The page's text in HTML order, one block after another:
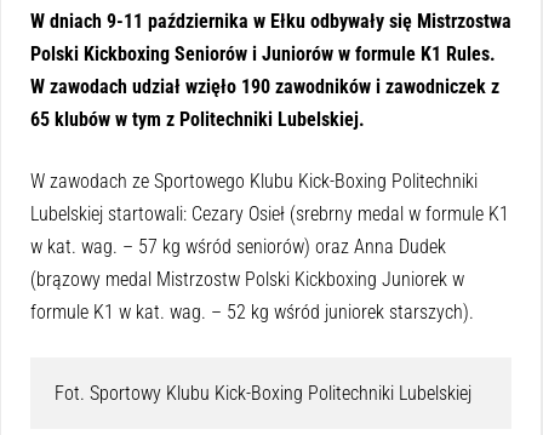
W dniach 9-11 października w Ełku odbywały się Mistrzostwa
Polski Kickboxing Seniorów i Juniorów w formule K1 Rules.
W zawodach udział wzięło 190 zawodników i zawodniczek z
65 klubów w tym z Politechniki Lubelskiej.
W zawodach ze Sportowego Klubu Kick-Boxing Politechniki
Lubelskiej startowali: Cezary Osieł (srebrny medal w formule K1
w kat. wag. – 57 kg wśród seniorów) oraz Anna Dudek
(brązowy medal Mistrzostw Polski Kickboxing Juniorek w
formule K1 w kat. wag. – 52 kg wśród juniorek starszych).
Fot. Sportowy Klubu Kick-Boxing Politechniki Lubelskiej